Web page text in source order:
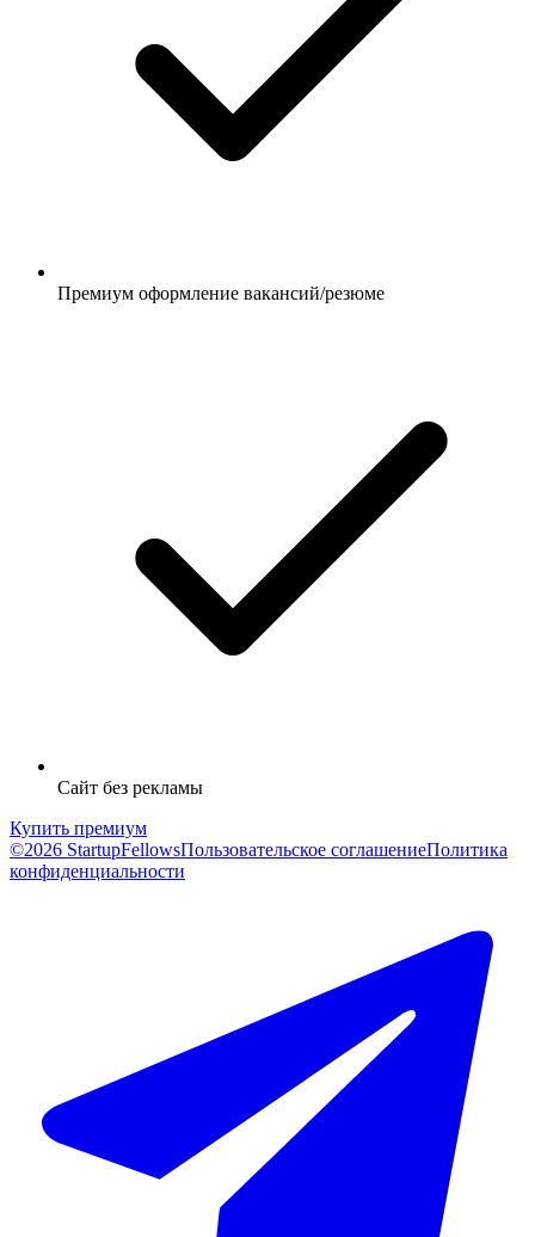
Премиум оформление вакансий/резюме
Сайт без рекламы
Купить премиум
©2026 StartupFellowsПользовательское соглашениеПолитика
конфиденциальности